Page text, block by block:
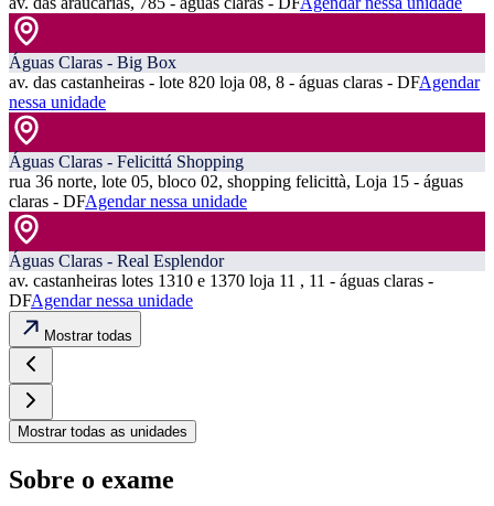
Águas Claras - Big Box
av. das castanheiras - lote 820 loja 08, 8 - águas claras - DFAgendar
nessa unidade
Águas Claras - Felicittá Shopping
rua 36 norte, lote 05, bloco 02, shopping felicittà, Loja 15 - águas
claras - DFAgendar nessa unidade
Águas Claras - Real Esplendor
av. castanheiras lotes 1310 e 1370 loja 11 , 11 - águas claras -
DFAgendar nessa unidade
Mostrar todas
Mostrar todas as unidades
Sobre o exame